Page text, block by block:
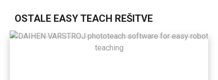
OSTALE EASY TEACH REŠITVE